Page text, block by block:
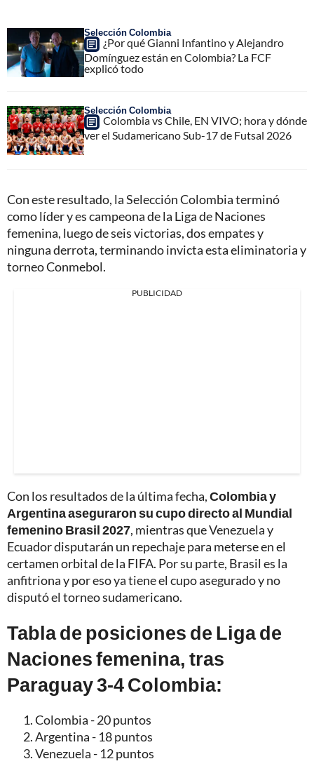
Selección Colombia
¿Por qué Gianni Infantino y Alejandro
Domínguez están en Colombia? La FCF
explicó todo
Selección Colombia
Colombia vs Chile, EN VIVO; hora y dónde
ver el Sudamericano Sub-17 de Futsal 2026
Con este resultado, la Selección Colombia terminó
como líder y es campeona de la Liga de Naciones
femenina, luego de seis victorias, dos empates y
ninguna derrota, terminando invicta esta eliminatoria y
torneo Conmebol.
PUBLICIDAD
Con los resultados de la última fecha,Colombia y
Argentina aseguraron su cupo directo al Mundial
femenino Brasil 2027, mientras que Venezuela y
Ecuador disputarán un repechaje para meterse en el
certamen orbital de la FIFA. Por su parte, Brasil es la
anfitriona y por eso ya tiene el cupo asegurado y no
disputó el torneo sudamericano.
Tabla de posiciones de Liga de
Naciones femenina, tras
Paraguay 3-4 Colombia:
Colombia - 20 puntos
Argentina - 18 puntos
Venezuela - 12 puntos